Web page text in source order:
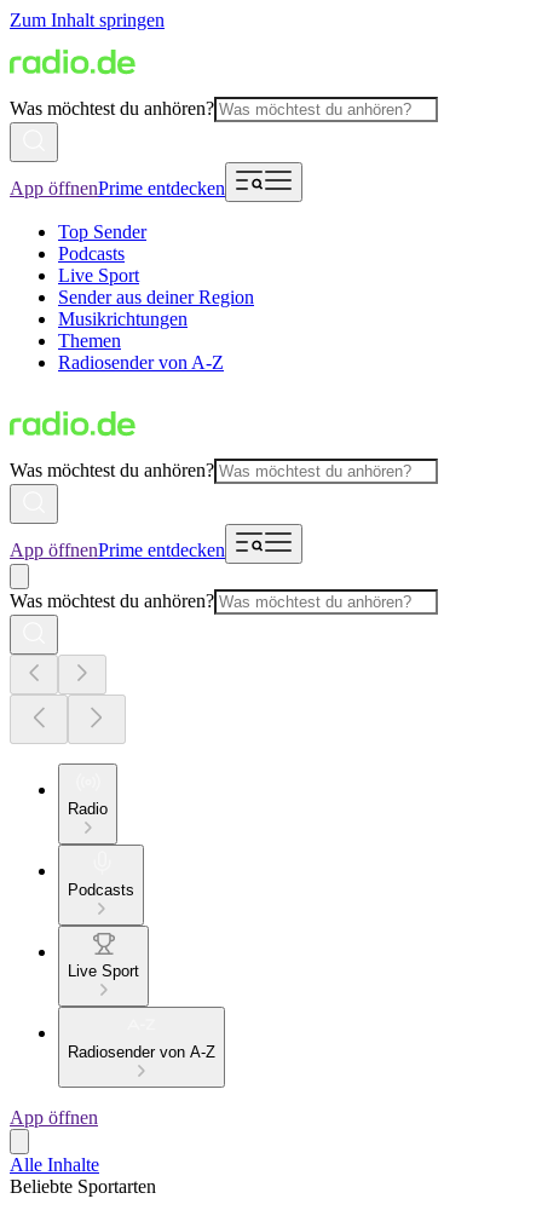
Zum Inhalt springen
Was möchtest du anhören?
App öffnenPrime entdecken
Top Sender
Podcasts
Live Sport
Sender aus deiner Region
Musikrichtungen
Themen
Radiosender von A-Z
Was möchtest du anhören?
App öffnenPrime entdecken
Was möchtest du anhören?
Radio
Podcasts
Live Sport
Radiosender von A-Z
App öffnen
Alle Inhalte
Beliebte Sportarten